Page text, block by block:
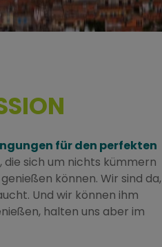
für den perfekten
die sich um nichts kümmern
können. Wir sind da,
Und wir können ihm
halten uns aber im